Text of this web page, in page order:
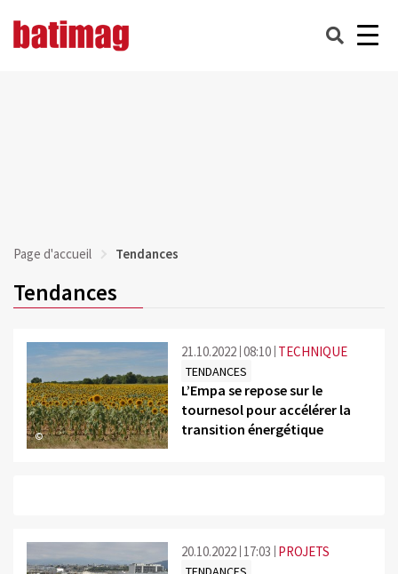
Page d'accueil Tendances
Tendances
©
21.10.2022 08:10 TECHNIQUE
TENDANCES
L’Empa se repose sur le
tournesol pour accélérer la
transition énergétique
20.10.2022 17:03 PROJETS